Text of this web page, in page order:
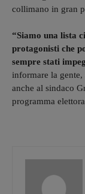
collimano in gran
“Siamo una lista
protagonisti che
sempre stati
informare la
anche al sindaco
programma